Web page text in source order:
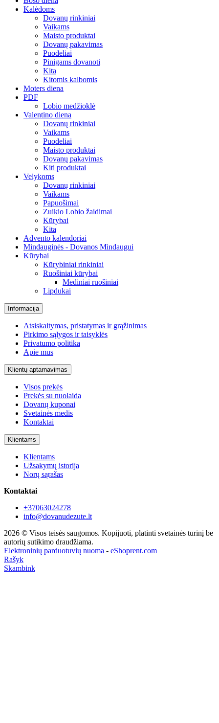
Kalėdoms
Dovanų rinkiniai
Vaikams
Maisto produktai
Dovanų pakavimas
Puodeliai
Pinigams dovanoti
Kita
Kitomis kalbomis
Moters diena
PDF
Lobio medžioklė
Valentino diena
Dovanų rinkiniai
Vaikams
Puodeliai
Maisto produktai
Dovanų pakavimas
Kiti produktai
Velykoms
Dovanų rinkiniai
Vaikams
Papuošimai
Zuikio Lobio žaidimai
Kūrybai
Kita
Advento kalendoriai
Mindauginės - Dovanos Mindaugui
Kūrybai
Kūrybiniai rinkiniai
Ruošiniai kūrybai
Mediniai ruošiniai
Lipdukai
Informacija
Atsiskaitymas, pristatymas ir grąžinimas
Pirkimo sąlygos ir taisyklės
Privatumo politika
Apie mus
Klientų aptarnavimas
Visos prekės
Prekės su nuolaida
Dovanų kuponai
Svetainės medis
Kontaktai
Klientams
Klientams
Užsakymų istorija
Norų sąrašas
Kontaktai
+37063024278
info@dovanudezute.lt
2026 © Visos teisės saugomos. Kopijuoti, platinti svetainės turinį be
autorių sutikimo draudžiama.
Elektroninių parduotuvių nuoma - eShoprent.com
Rašyk
Skambink